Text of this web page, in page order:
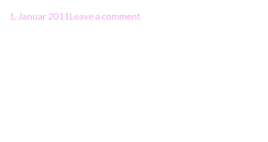
1. Januar 2011 Leave a comment